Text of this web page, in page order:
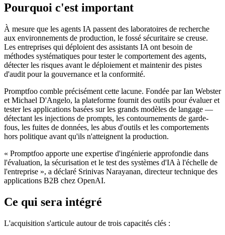
Pourquoi c'est important
À mesure que les agents IA passent des laboratoires de recherche
aux environnements de production, le fossé sécuritaire se creuse.
Les entreprises qui déploient des assistants IA ont besoin de
méthodes systématiques pour tester le comportement des agents,
détecter les risques avant le déploiement et maintenir des pistes
d'audit pour la gouvernance et la conformité.
Promptfoo comble précisément cette lacune. Fondée par Ian Webster
et Michael D'Angelo, la plateforme fournit des outils pour évaluer et
tester les applications basées sur les grands modèles de langage —
détectant les injections de prompts, les contournements de garde-
fous, les fuites de données, les abus d'outils et les comportements
hors politique avant qu'ils n'atteignent la production.
« Promptfoo apporte une expertise d'ingénierie approfondie dans
l'évaluation, la sécurisation et le test des systèmes d'IA à l'échelle de
l'entreprise », a déclaré Srinivas Narayanan, directeur technique des
applications B2B chez OpenAI.
Ce qui sera intégré
L'acquisition s'articule autour de trois capacités clés :